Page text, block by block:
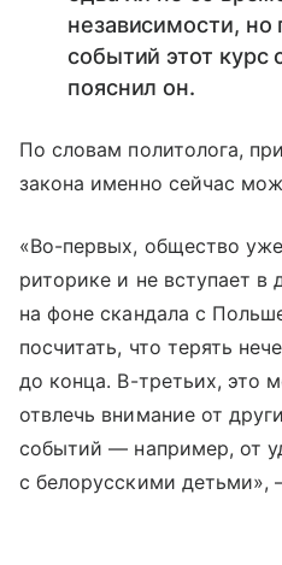
независимости,
событий этот
пояснил он.
По словам политолога,
закона именно сейчас
«Во-первых, общество
риторике и не вступает в
на фоне скандала с
посчитать, что терять
до конца. В-третьих, это
отвлечь внимание от
событий — например, от
с белорусскими детьми»,